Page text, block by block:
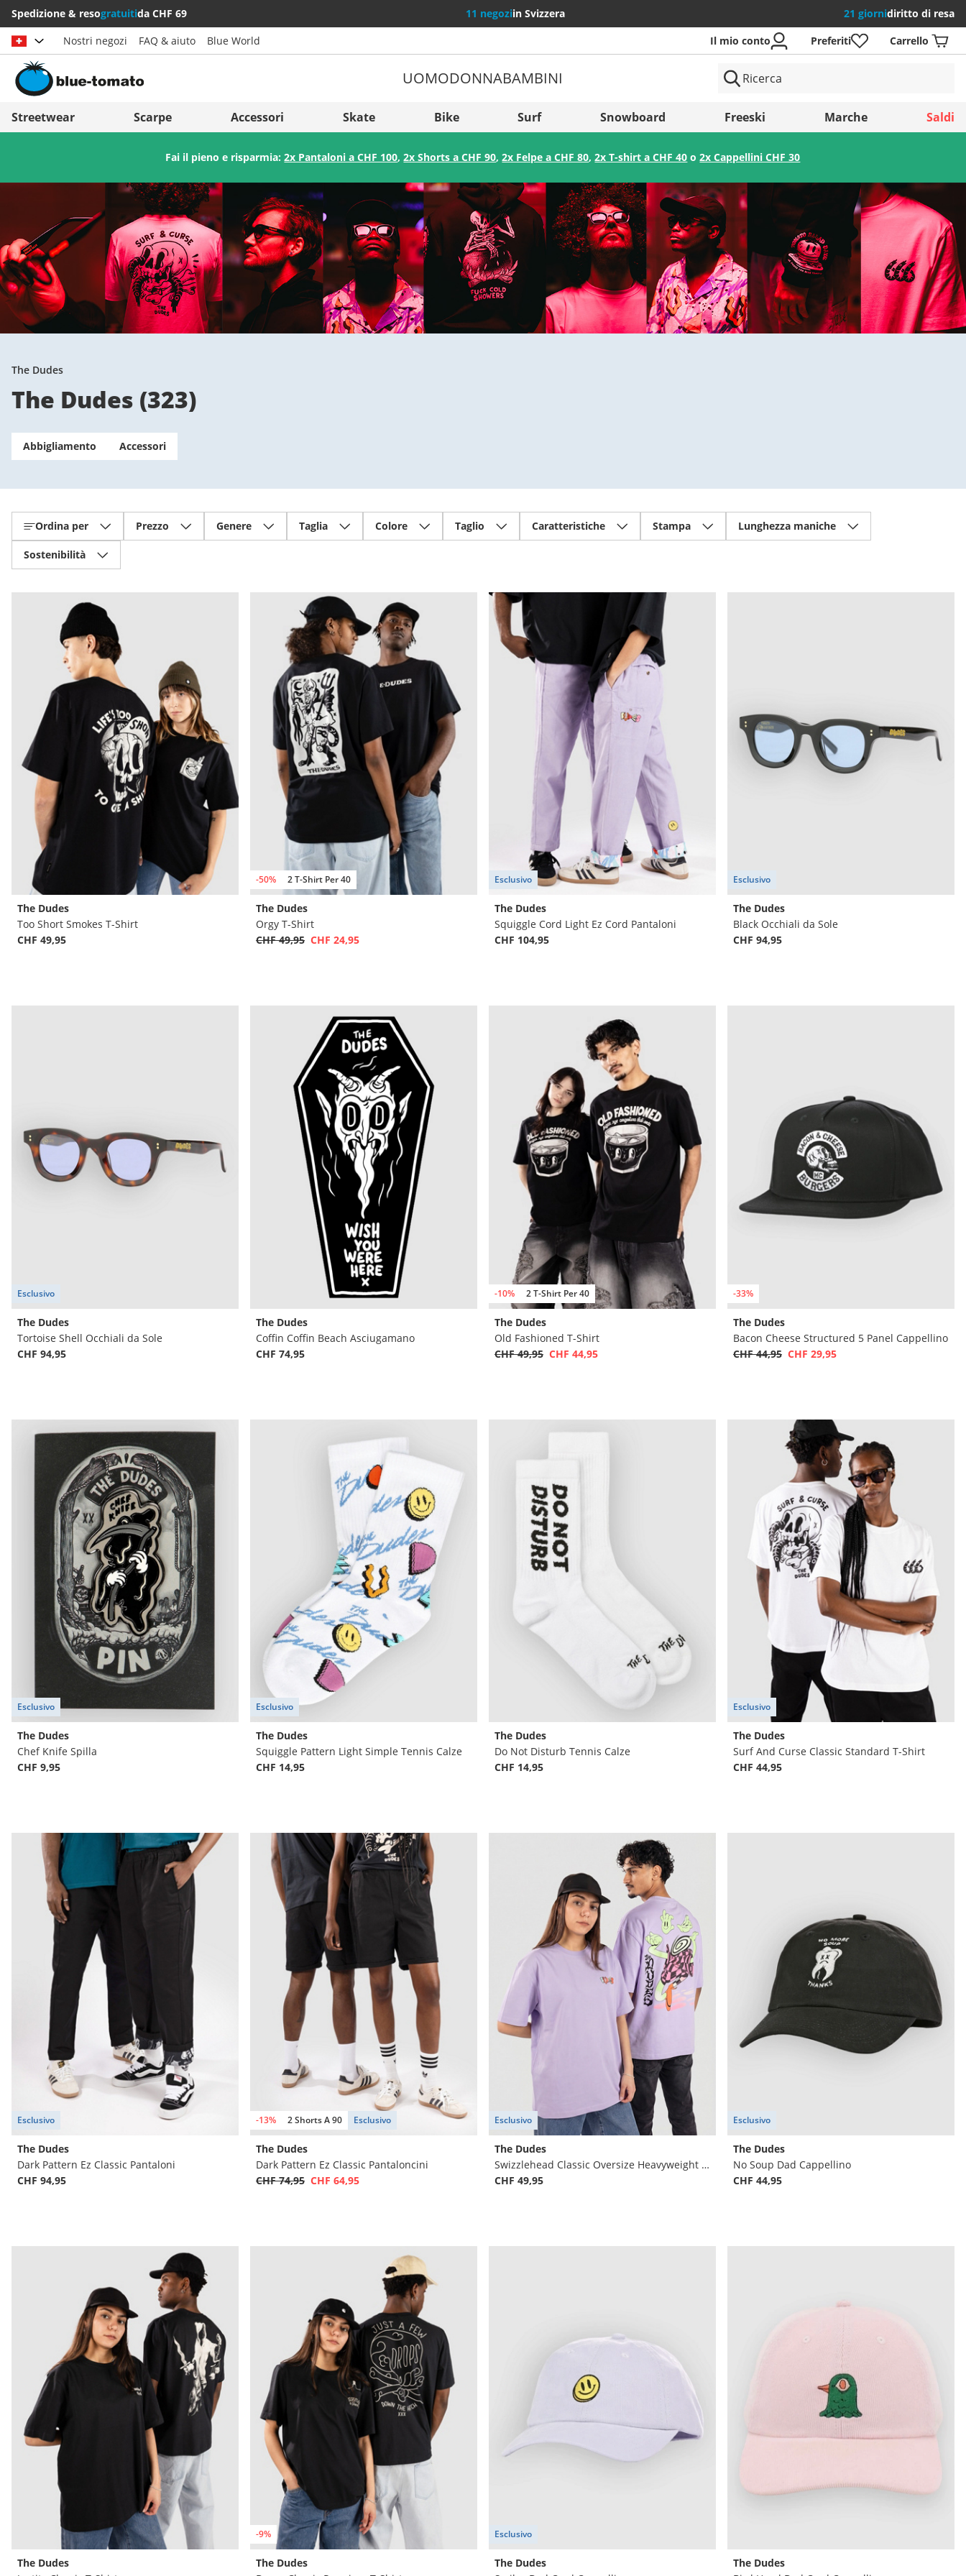
Spedizione & resogratuitida CHF 69 11 negoziin Svizzera 21 giornidiritto di resa
Scegli il paese
Österreich
Suisse (Français)
Svizzera (Italiano)
France
Italia (Italiano)
Italien (Deutsch)
España
Suomi
United Kingdom
Slovenija
België (Nederlands)
Belgique (Français)
Danmark
Norge
Salva
Nostri negozi FAQ & aiuto Blue World Il mio conto Preferiti Carrello
UOMODONNABAMBINI
Streetwear Scarpe Accessori Skate Bike Surf Snowboard Freeski Marche Saldi
Fai il pieno e risparmia:2x Pantaloni a CHF 100,2x Shorts a CHF 90,2x Felpe a CHF 80,2x T-shirt a CHF 40 o2x Cappellini CHF 30
The Dudes
The Dudes (323)
Abbigliamento Accessori
Ordina per Prezzo Genere Taglia Colore Taglio Caratteristiche Stampa Lunghezza maniche
Sostenibilità
The Dudes
Too Short Smokes T-Shirt
CHF 49,95
-50% 2 T-Shirt Per 40
The Dudes
Orgy T-Shirt
CHF 49,95 CHF 24,95
Esclusivo
The Dudes
Squiggle Cord Light Ez Cord Pantaloni
CHF 104,95
Esclusivo
The Dudes
Black Occhiali da Sole
CHF 94,95
Esclusivo
The Dudes
Tortoise Shell Occhiali da Sole
CHF 94,95
The Dudes
Coffin Coffin Beach Asciugamano
CHF 74,95
-10% 2 T-Shirt Per 40
The Dudes
Old Fashioned T-Shirt
CHF 49,95 CHF 44,95
-33%
The Dudes
Bacon Cheese Structured 5 Panel Cappellino
CHF 44,95 CHF 29,95
Esclusivo
The Dudes
Chef Knife Spilla
CHF 9,95
Esclusivo
The Dudes
Squiggle Pattern Light Simple Tennis Calze
CHF 14,95
The Dudes
Do Not Disturb Tennis Calze
CHF 14,95
Esclusivo
The Dudes
Surf And Curse Classic Standard T-Shirt
CHF 44,95
Esclusivo
The Dudes
Dark Pattern Ez Classic Pantaloni
CHF 94,95
-13% 2 Shorts A 90 Esclusivo
The Dudes
Dark Pattern Ez Classic Pantaloncini
CHF 74,95 CHF 64,95
Esclusivo
The Dudes
Swizzlehead Classic Oversize Heavyweight T-Shirt
CHF 49,95
Esclusivo
The Dudes
No Soup Dad Cappellino
CHF 44,95
The Dudes
-9%
The Dudes
Esclusivo
The Dudes
The Dudes